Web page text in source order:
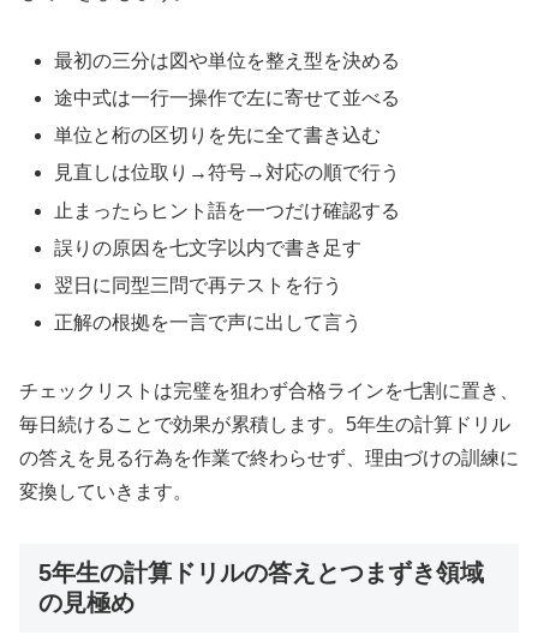
最初の三分は図や単位を整え型を決める
途中式は一行一操作で左に寄せて並べる
単位と桁の区切りを先に全て書き込む
見直しは位取り→符号→対応の順で行う
止まったらヒント語を一つだけ確認する
誤りの原因を七文字以内で書き足す
翌日に同型三問で再テストを行う
正解の根拠を一言で声に出して言う
チェックリストは完璧を狙わず合格ラインを七割に置き、
毎日続けることで効果が累積します。5年生の計算ドリル
の答えを見る行為を作業で終わらせず、理由づけの訓練に
変換していきます。
5年生の計算ドリルの答えとつまずき領域
の見極め